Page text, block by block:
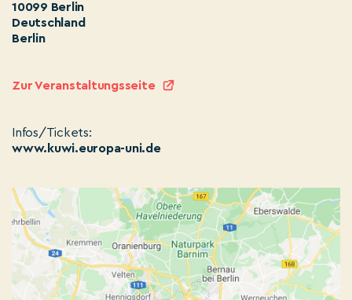
10099 Berlin
Deutschland
Berlin
Zur Veranstaltungsseite
Infos/Tickets:
www.kuwi.europa-uni.de